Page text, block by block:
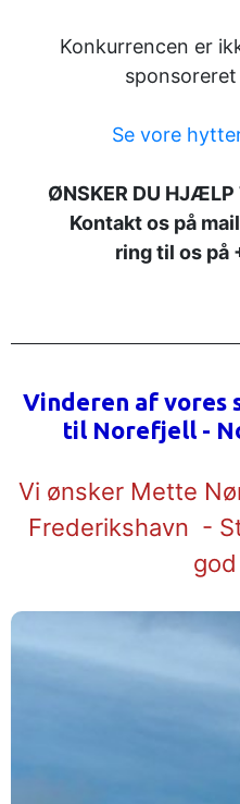
Konkurrencen er
Se vore
ØNSKER DU HJÆLP
Kontakt os på
ring til os på
Vinderen af vores
til Norefjell -
Vi ønsker Mette
Frederikshavn -